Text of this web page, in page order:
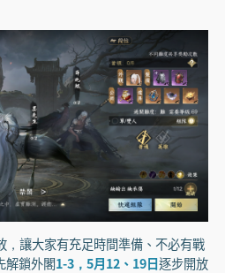
讓大家有充足時間準備、不必有戰
解鎖外閣1-3，5月12、19日逐步開放